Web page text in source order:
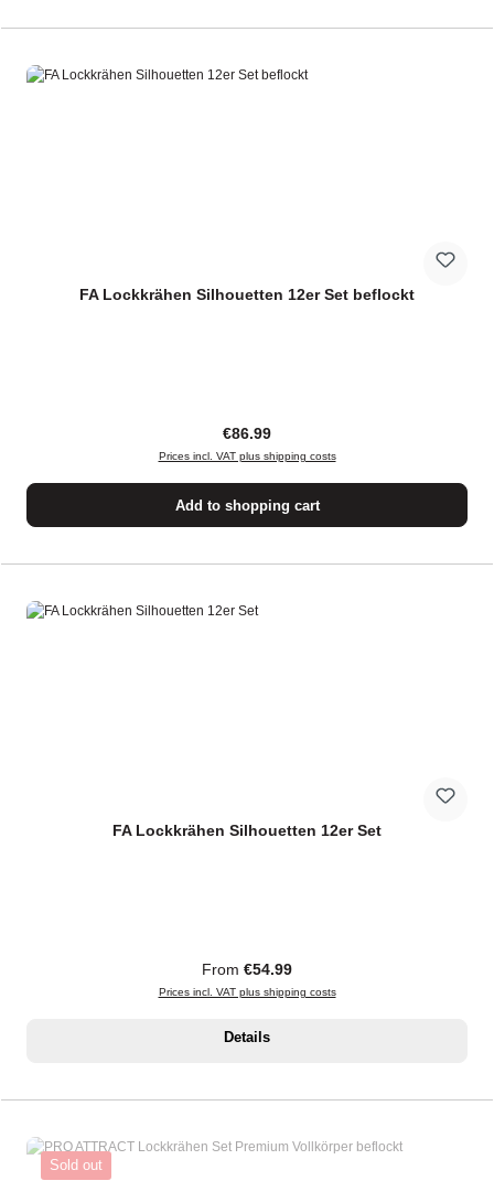
FA Lockkrähen Silhouetten 12er Set beflockt
Regular price:
€86.99
Prices incl. VAT plus shipping costs
Add to shopping cart
FA Lockkrähen Silhouetten 12er Set
Regular price:
From €54.99
Prices incl. VAT plus shipping costs
Details
Sold out